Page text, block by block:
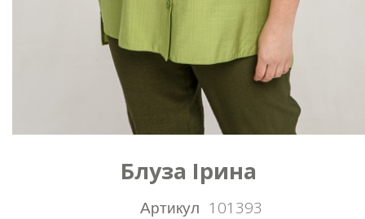
Блуза Ірина
Артикул 101393